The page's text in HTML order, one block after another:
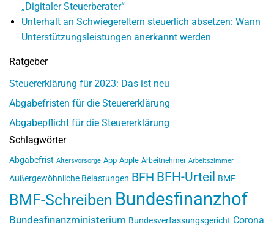
„Digitaler Steuerberater“
Unterhalt an Schwiegereltern steuerlich absetzen: Wann
Unterstützungsleistungen anerkannt werden
Ratgeber
Steuererklärung für 2023: Das ist neu
Abgabefristen für die Steuererklärung
Abgabepflicht für die Steuererklärung
Schlagwörter
Abgabefrist Altersvorsorge App Apple Arbeitnehmer Arbeitszimmer
Außergewöhnliche Belastungen BFH BFH-Urteil BMF
BMF-Schreiben Bundesfinanzhof
Bundesfinanzministerium Bundesverfassungsgericht Corona